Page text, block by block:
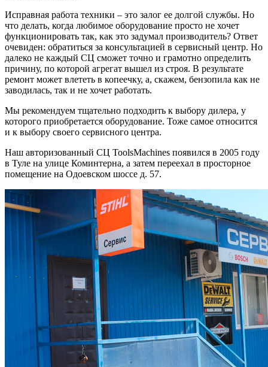
Исправная работа техники – это залог ее долгой службы. Но
что делать, когда любимое оборудование просто не хочет
функционировать так, как это задумал производитель? Ответ
очевиден: обратиться за консультацией в сервисный центр. Но
далеко не каждый СЦ сможет точно и грамотно определить
причину, по которой агрегат вышел из строя. В результате
ремонт может влететь в копеечку, а, скажем, бензопила как не
заводилась, так и не хочет работать.
Мы рекомендуем тщательно подходить к выбору дилера, у
которого приобретается оборудование. Тоже самое относится
и к выбору своего сервисного центра.
Наш авторизованный СЦ ToolsMachines появился в 2005 году
в Туле на улице Коминтерна, а затем переехал в просторное
помещение на Одоевском шоссе д. 57.